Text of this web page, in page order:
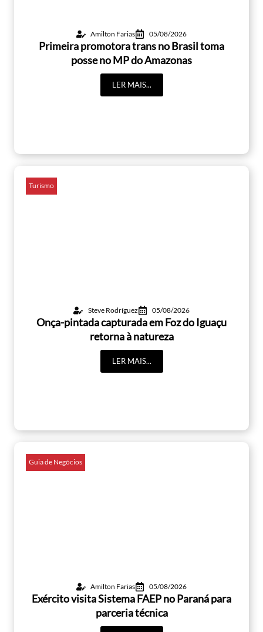
Amilton Farias 05/08/2026
Primeira promotora trans no Brasil toma
posse no MP do Amazonas
LER MAIS...
Turismo
Steve Rodríguez 05/08/2026
Onça-pintada capturada em Foz do Iguaçu
retorna à natureza
LER MAIS...
Guia de Negócios
Amilton Farias 05/08/2026
Exército visita Sistema FAEP no Paraná para
parceria técnica